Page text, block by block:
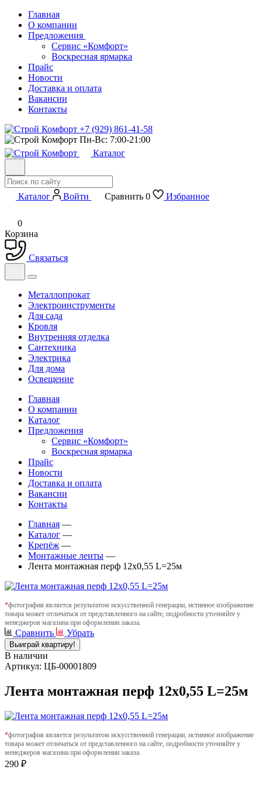
Главная
О компании
Предложения
Сервис «Комфорт»
Воскресная ярмарка
Прайс
Новости
Доставка и оплата
Вакансии
Контакты
+7 (929) 861-41-58
Пн-Вс: 7:00-21:00
Каталог
Каталог Войти Сравнить 0 Избранное
0
Корзина
Связаться
Металлопрокат
Электроинструменты
Для сада
Кровля
Внутренняя отделка
Сантехника
Электрика
Для дома
Освещение
Главная
О компании
Каталог
Предложения
Сервис «Комфорт»
Воскресная ярмарка
Прайс
Новости
Доставка и оплата
Вакансии
Контакты
Главная —
Каталог —
Крепёж —
Монтажные ленты —
Лента монтажная перф 12х0,55 L=25м
*фотография является результатом искусственной генерации, истинное изображение
товара может отличаться от представленного на сайте, подробности уточняйте у
менеджеров магазина при оформлении заказа.
Сравнить Убрать
Выиграй квартиру!
В наличии
Артикул: ЦБ-00001809
Лента монтажная перф 12х0,55 L=25м
*фотография является результатом искусственной генерации, истинное изображение
товара может отличаться от представленного на сайте, подробности уточняйте у
менеджеров магазина при оформлении заказа.
290 ₽